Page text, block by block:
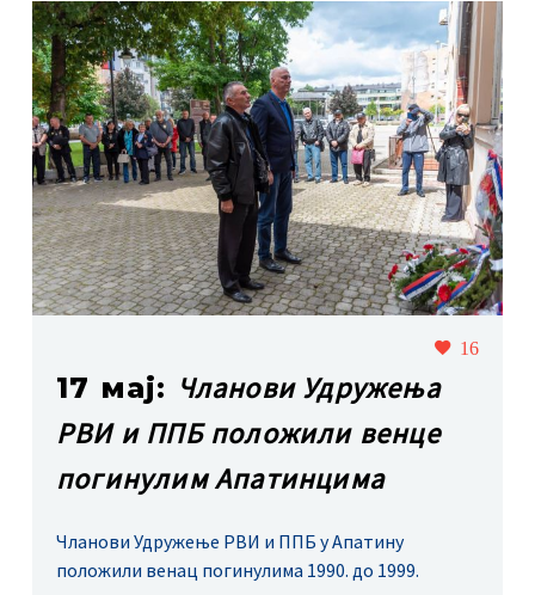
16
17 мај: Чланови Удружења
РВИ и ППБ положили венце
погинулим Апатинцима
Чланови Удружење РВИ и ППБ у Апатину
положили венац погинулима 1990. до 1999.